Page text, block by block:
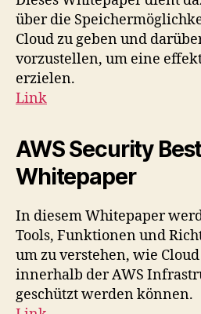
über die
Cloud zu geben und
vorzustellen, um eine
erzielen.
Link
AWS Security
Whitepaper
In diesem Whitepaper
Tools, Funktionen und
um zu verstehen, wie
innerhalb der AWS
geschützt werden können.